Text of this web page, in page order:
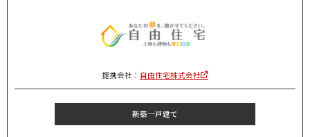
提携会社： 自由住宅株式会社
新築一戸建て